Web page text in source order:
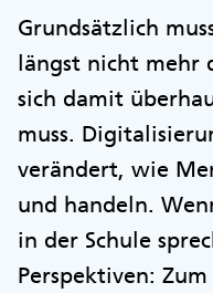
Grundsätzlich
längst nicht mehr
sich damit
muss.
verändert, wie
und handeln.
in der Schule
Perspektiven: